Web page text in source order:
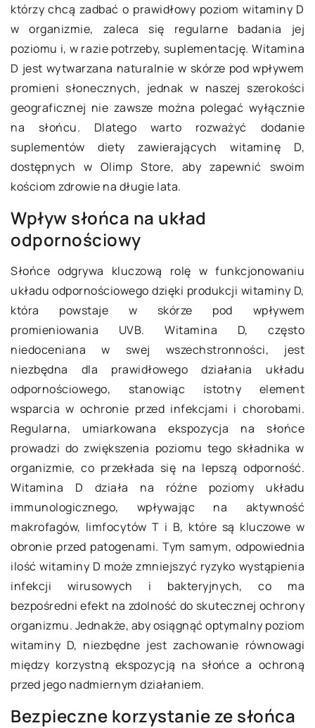
którzy chcą zadbać o prawidłowy poziom witaminy D
w organizmie, zaleca się regularne badania jej
poziomu i, w razie potrzeby, suplementację. Witamina
D jest wytwarzana naturalnie w skórze pod wpływem
promieni słonecznych, jednak w naszej szerokości
geograficznej nie zawsze można polegać wyłącznie
na słońcu. Dlatego warto rozważyć dodanie
suplementów diety zawierających witaminę D,
dostępnych w Olimp Store, aby zapewnić swoim
kościom zdrowie na długie lata.
Wpływ słońca na układ
odpornościowy
Słońce odgrywa kluczową rolę w funkcjonowaniu
układu odpornościowego dzięki produkcji witaminy D,
która powstaje w skórze pod wpływem
promieniowania UVB. Witamina D, często
niedoceniana w swej wszechstronności, jest
niezbędna dla prawidłowego działania układu
odpornościowego, stanowiąc istotny element
wsparcia w ochronie przed infekcjami i chorobami.
Regularna, umiarkowana ekspozycja na słońce
prowadzi do zwiększenia poziomu tego składnika w
organizmie, co przekłada się na lepszą odporność.
Witamina D działa na różne poziomy układu
immunologicznego, wpływając na aktywność
makrofagów, limfocytów T i B, które są kluczowe w
obronie przed patogenami. Tym samym, odpowiednia
ilość witaminy D może zmniejszyć ryzyko wystąpienia
infekcji wirusowych i bakteryjnych, co ma
bezpośredni efekt na zdolność do skutecznej ochrony
organizmu. Jednakże, aby osiągnąć optymalny poziom
witaminy D, niezbędne jest zachowanie równowagi
między korzystną ekspozycją na słońce a ochroną
przed jego nadmiernym działaniem.
Bezpieczne korzystanie ze słońca